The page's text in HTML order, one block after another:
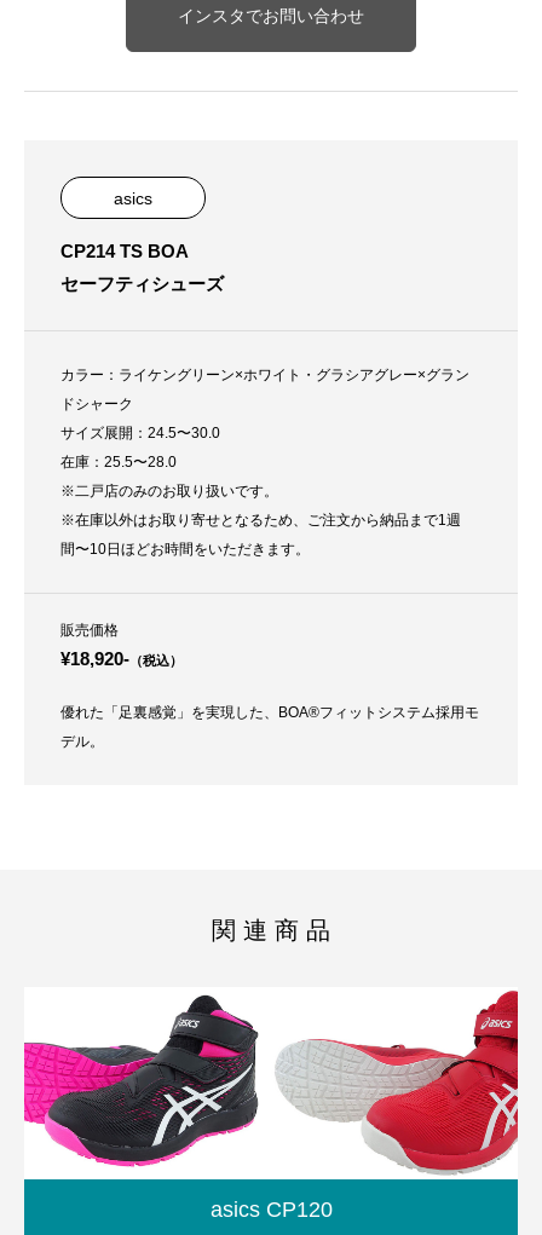
インスタでお問い合わせ
asics
CP214 TS BOA
セーフティシューズ
カラー：ライケングリーン×ホワイト・グラシアグレー×グラン
ドシャーク
サイズ展開：24.5〜30.0
在庫：25.5〜28.0
※二戸店のみのお取り扱いです。
※在庫以外はお取り寄せとなるため、ご注文から納品まで1週
間〜10日ほどお時間をいただきます。
販売価格
¥18,920- （税込）
優れた「足裏感覚」を実現した、BOA®フィットシステム採用モ
デル。
関 連 商 品
asics CP120